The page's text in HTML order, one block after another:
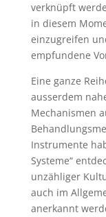
verknüpft
in diesem
einzugreifen
empfundene
Eine ganze
ausserdem
Mechanismen
Instrumente
Systeme“
unzähliger
auch im
anerkannt